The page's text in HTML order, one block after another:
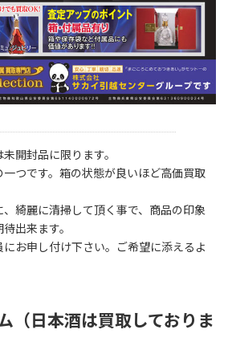
開封品に限ります。
一つです。箱の状態が良いほど高価買取
綺麗に清掃して頂く事で、商品の印象
出来ます。
お申し付け下さい。ご希望に添えるよ
（日本酒は買取しておりま